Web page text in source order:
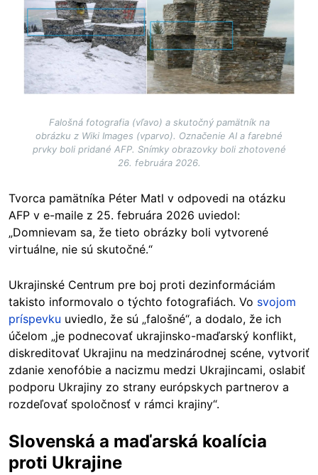
Falošná fotografia (vľavo) a skutočný pamätník na
obrázku z Wiki Images (vparvo). Označenie AI a farebné
prvky boli pridané AFP. Snímky obrazovky boli zhotovené
26. februára 2026.
Tvorca pamätníka Péter Matl v odpovedi na otázku
AFP v e-maile z 25. februára 2026 uviedol:
„Domnievam sa, že tieto obrázky boli vytvorené
virtuálne, nie sú skutočné.“
Ukrajinské Centrum pre boj proti dezinformáciám
takisto informovalo o týchto fotografiách. Vo svojom
príspevku uviedlo, že sú „falošné“, a dodalo, že ich
účelom „je podnecovať ukrajinsko-maďarský konflikt,
diskreditovať Ukrajinu na medzinárodnej scéne, vytvoriť
zdanie xenofóbie a nacizmu medzi Ukrajincami, oslabiť
podporu Ukrajiny zo strany európskych partnerov a
rozdeľovať spoločnosť v rámci krajiny“.
Slovenská a maďarská koalícia
proti Ukrajine